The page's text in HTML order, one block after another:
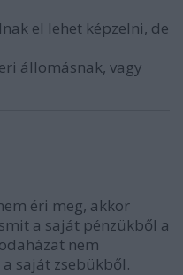
el lehet képzelni, de
állomásnak, vagy
éri meg, akkor
a saját pénzükből a
nem
saját zsebükből.